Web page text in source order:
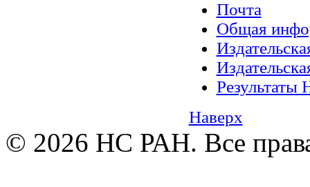
Почта
Общая
Наверх
© 2026 НС РАН. Все